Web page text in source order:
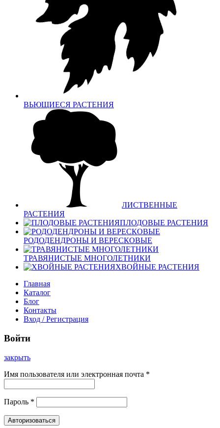
ВЬЮЩИЕСЯ РАСТЕНИЯ
ЛИСТВЕННЫЕ
РАСТЕНИЯ
ПЛОДОВЫЕ РАСТЕНИЯ
РОДОДЕНДРОНЫ И ВЕРЕСКОВЫЕ
ТРАВЯНИСТЫЕ МНОГОЛЕТНИКИ
ХВОЙНЫЕ РАСТЕНИЯ
Главная
Каталог
Блог
Контакты
Вход / Регистрация
Войти
закрыть
Имя пользователя или электронная почта *
Пароль *
Авторизоваться